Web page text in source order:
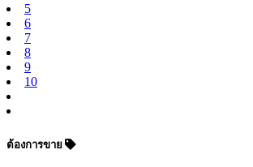
5
6
7
8
9
10
ต้องการขาย